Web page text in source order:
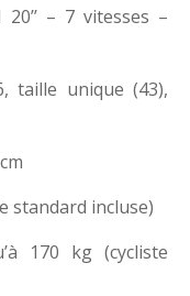
– 7 vitesses –
taille unique (43),
standard incluse)
170 kg (cycliste